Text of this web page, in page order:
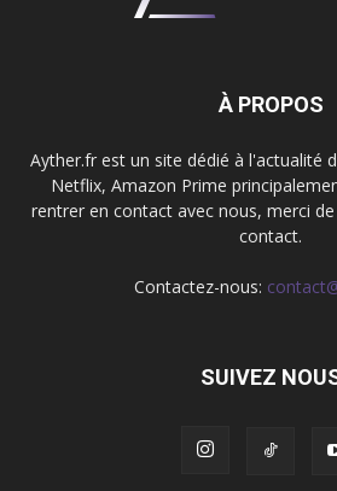
À PROPOS
Ayther.fr est un site dédié à l'actualité
Netflix, Amazon Prime
rentrer en contact avec nous, merci
contact.
Contactez-nous:
SUIVEZ